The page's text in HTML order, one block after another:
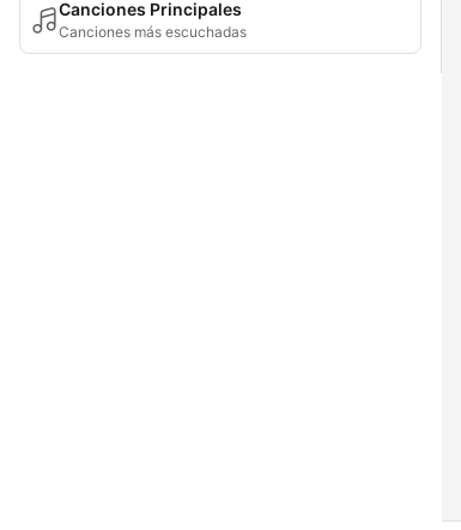
Canciones Principales
Canciones más escuchadas